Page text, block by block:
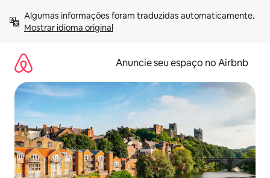
para
Mostrar idioma original
Anuncie seu espaço no Airbnb